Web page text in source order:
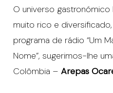
O universo
muito rico e
programa de rádio “Um
Nome”, sugerimos-lhe
Colômbia – Arepas